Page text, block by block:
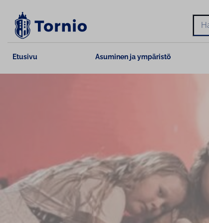
sisältöön
Hae
Etusivu Asuminen ja ympäristö